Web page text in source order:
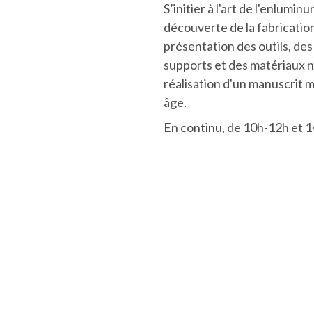
S’initier à l'art de
découverte de la
présentation des outils,
supports et des matériaux
réalisation d'un manuscrit
âge.
En continu, de 10h-12h et